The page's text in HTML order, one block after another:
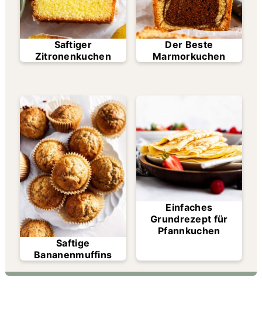
Saftiger
Zitronenkuchen
Der Beste
Marmorkuchen
Saftige
Bananenmuffins
Einfaches
Grundrezept für
Pfannkuchen